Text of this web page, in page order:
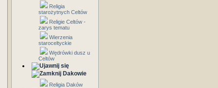
Religia
starożytnych Celtów
Religie Celtów -
zarys tematu
Wierzenia
staroceltyckie
Wędrówki dusz u
Celtów
Dakowie
Religia Daków